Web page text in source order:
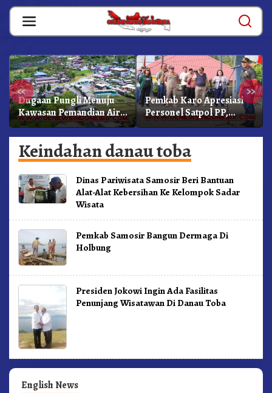
Skip
content
« »
Dugaan Pungli Menuju
Kawasan Pemandian Air
Panas Semangat Gunung
– Doulu Foto Dan
Videokan!
Pemkab Karo Apresiasi
Personel Satpol PP,
Linmas, Dan Pemadam
Kebakaran
Keindahan danau toba
Dinas Pariwisata Samosir Beri Bantuan
Alat-Alat Kebersihan Ke Kelompok Sadar
Wisata
Pemkab Samosir Bangun Dermaga Di
Holbung
Presiden Jokowi Ingin Ada Fasilitas
Penunjang Wisatawan Di Danau Toba
English News